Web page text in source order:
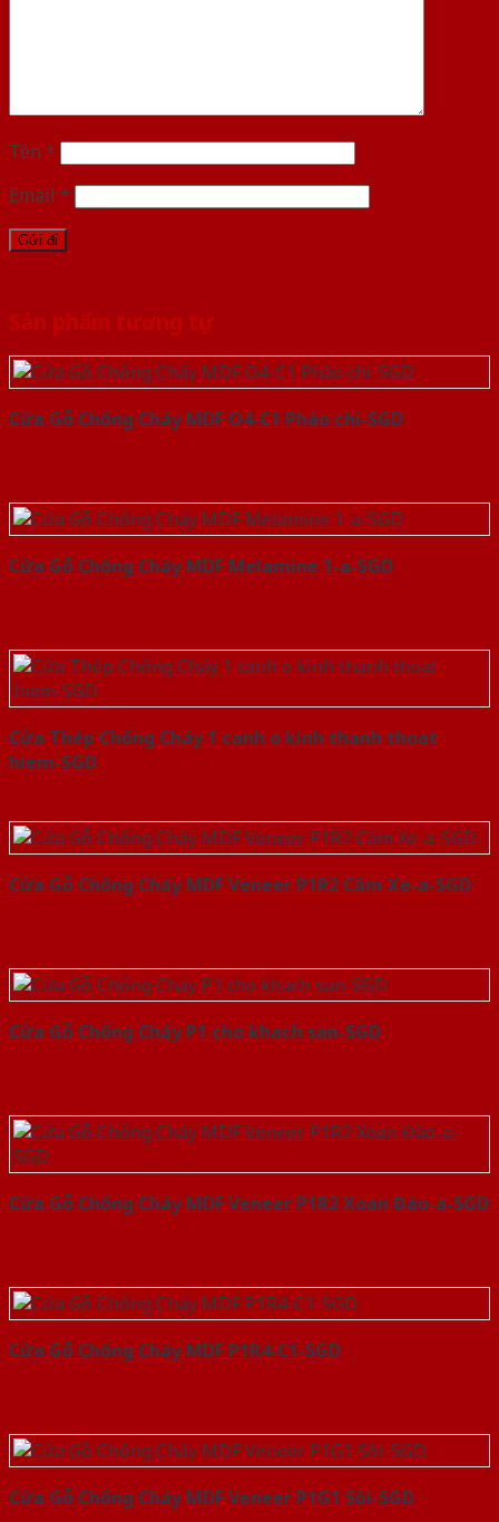
Tên *
Email *
Sản phẩm tương tự
Cửa Gỗ Chống Cháy MDF O4-C1 Phào chi-SGD
Cửa Gỗ Chống Cháy MDF Melamine 1-a-SGD
Cửa Thép Chống Cháy 1 canh o kinh thanh thoat
hiem-SGD
Cửa Gỗ Chống Cháy MDF Veneer P1R2 Căm Xe-a-SGD
Cửa Gỗ Chống Cháy P1 cho khach san-SGD
Cửa Gỗ Chống Cháy MDF Veneer P1R2 Xoan Đào-a-SGD
Cửa Gỗ Chống Cháy MDF P1R4-C1-SGD
Cửa Gỗ Chống Cháy MDF Veneer P1G1 Sồi-SGD